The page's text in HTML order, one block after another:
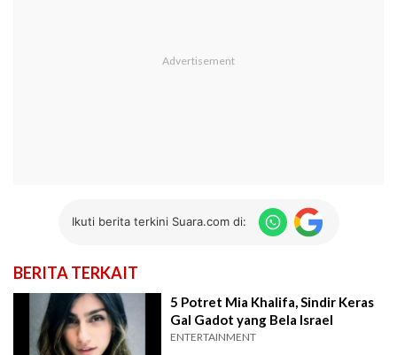
Ikuti berita terkini Suara.com di:
BERITA TERKAIT
5 Potret Mia Khalifa, Sindir Keras
Gal Gadot yang Bela Israel
ENTERTAINMENT